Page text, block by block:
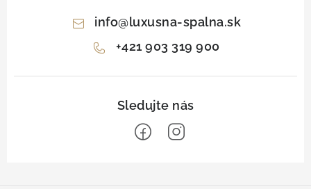
info@luxusna-spalna.sk
+421 903 319 900